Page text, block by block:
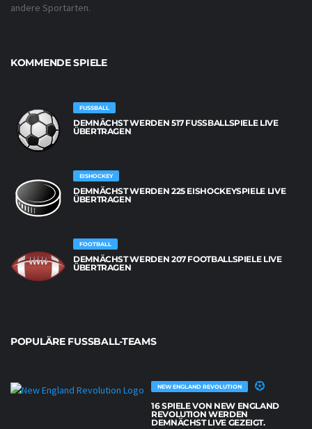
andere Sportarten.
KOMMENDE SPIELE
FUSSBALL
DEMNÄCHST WERDEN 517 FUSSBALLSPIELE LIVE Ü
BERTRAGEN
EISHOCKEY
DEMNÄCHST WERDEN 225 EISHOCKEYSPIELE LIVE
ÜBERTRAGEN
FOOTBALL
DEMNÄCHST WERDEN 207 FOOTBALLSPIELE LIVE
ÜBERTRAGEN
POPULÄRE FUSSBALL-TEAMS
NEW ENGLAND REVOLUTION
16 SPIELE VON NEW ENGLAND
REVOLUTION WERDEN
DEMNÄCHST LIVE GEZEIGT.